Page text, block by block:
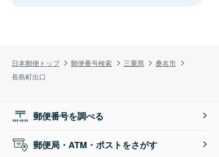
日本郵便トップ 郵便番号検索 三重県
桑名市
長島町出口
郵便番号を調べる
郵便局・ATM・ポストをさがす